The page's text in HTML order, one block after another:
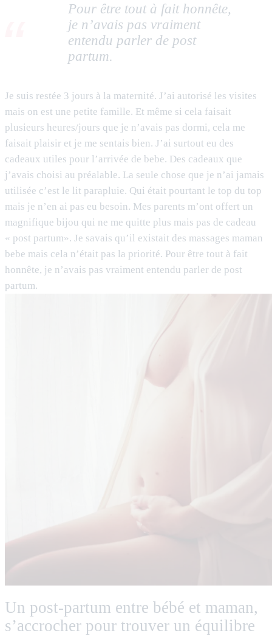
Pour être tout à fait honnête,
je n’avais pas vraiment
entendu parler de post
partum.
Je suis restée 3 jours à la maternité. J’ai autorisé les visites
mais on est une petite famille. Et même si cela faisait
plusieurs heures/jours que je n’avais pas dormi, cela me
faisait plaisir et je me sentais bien. J’ai surtout eu des
cadeaux utiles pour l’arrivée de bebe. Des cadeaux que
j’avais choisi au préalable. La seule chose que je n’ai jamais
utilisée c’est le lit parapluie. Qui était pourtant le top du top
mais je n’en ai pas eu besoin. Mes parents m’ont offert un
magnifique bijou qui ne me quitte plus mais pas de cadeau
« post partum». Je savais qu’il existait des massages maman
bebe mais cela n’était pas la priorité. Pour être tout à fait
honnête, je n’avais pas vraiment entendu parler de post
partum.
Un post-partum entre bébé et maman,
s’accrocher pour trouver un équilibre